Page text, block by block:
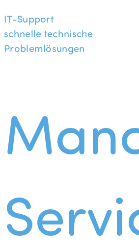
IT-Support
schnelle technische
Problemlösungen